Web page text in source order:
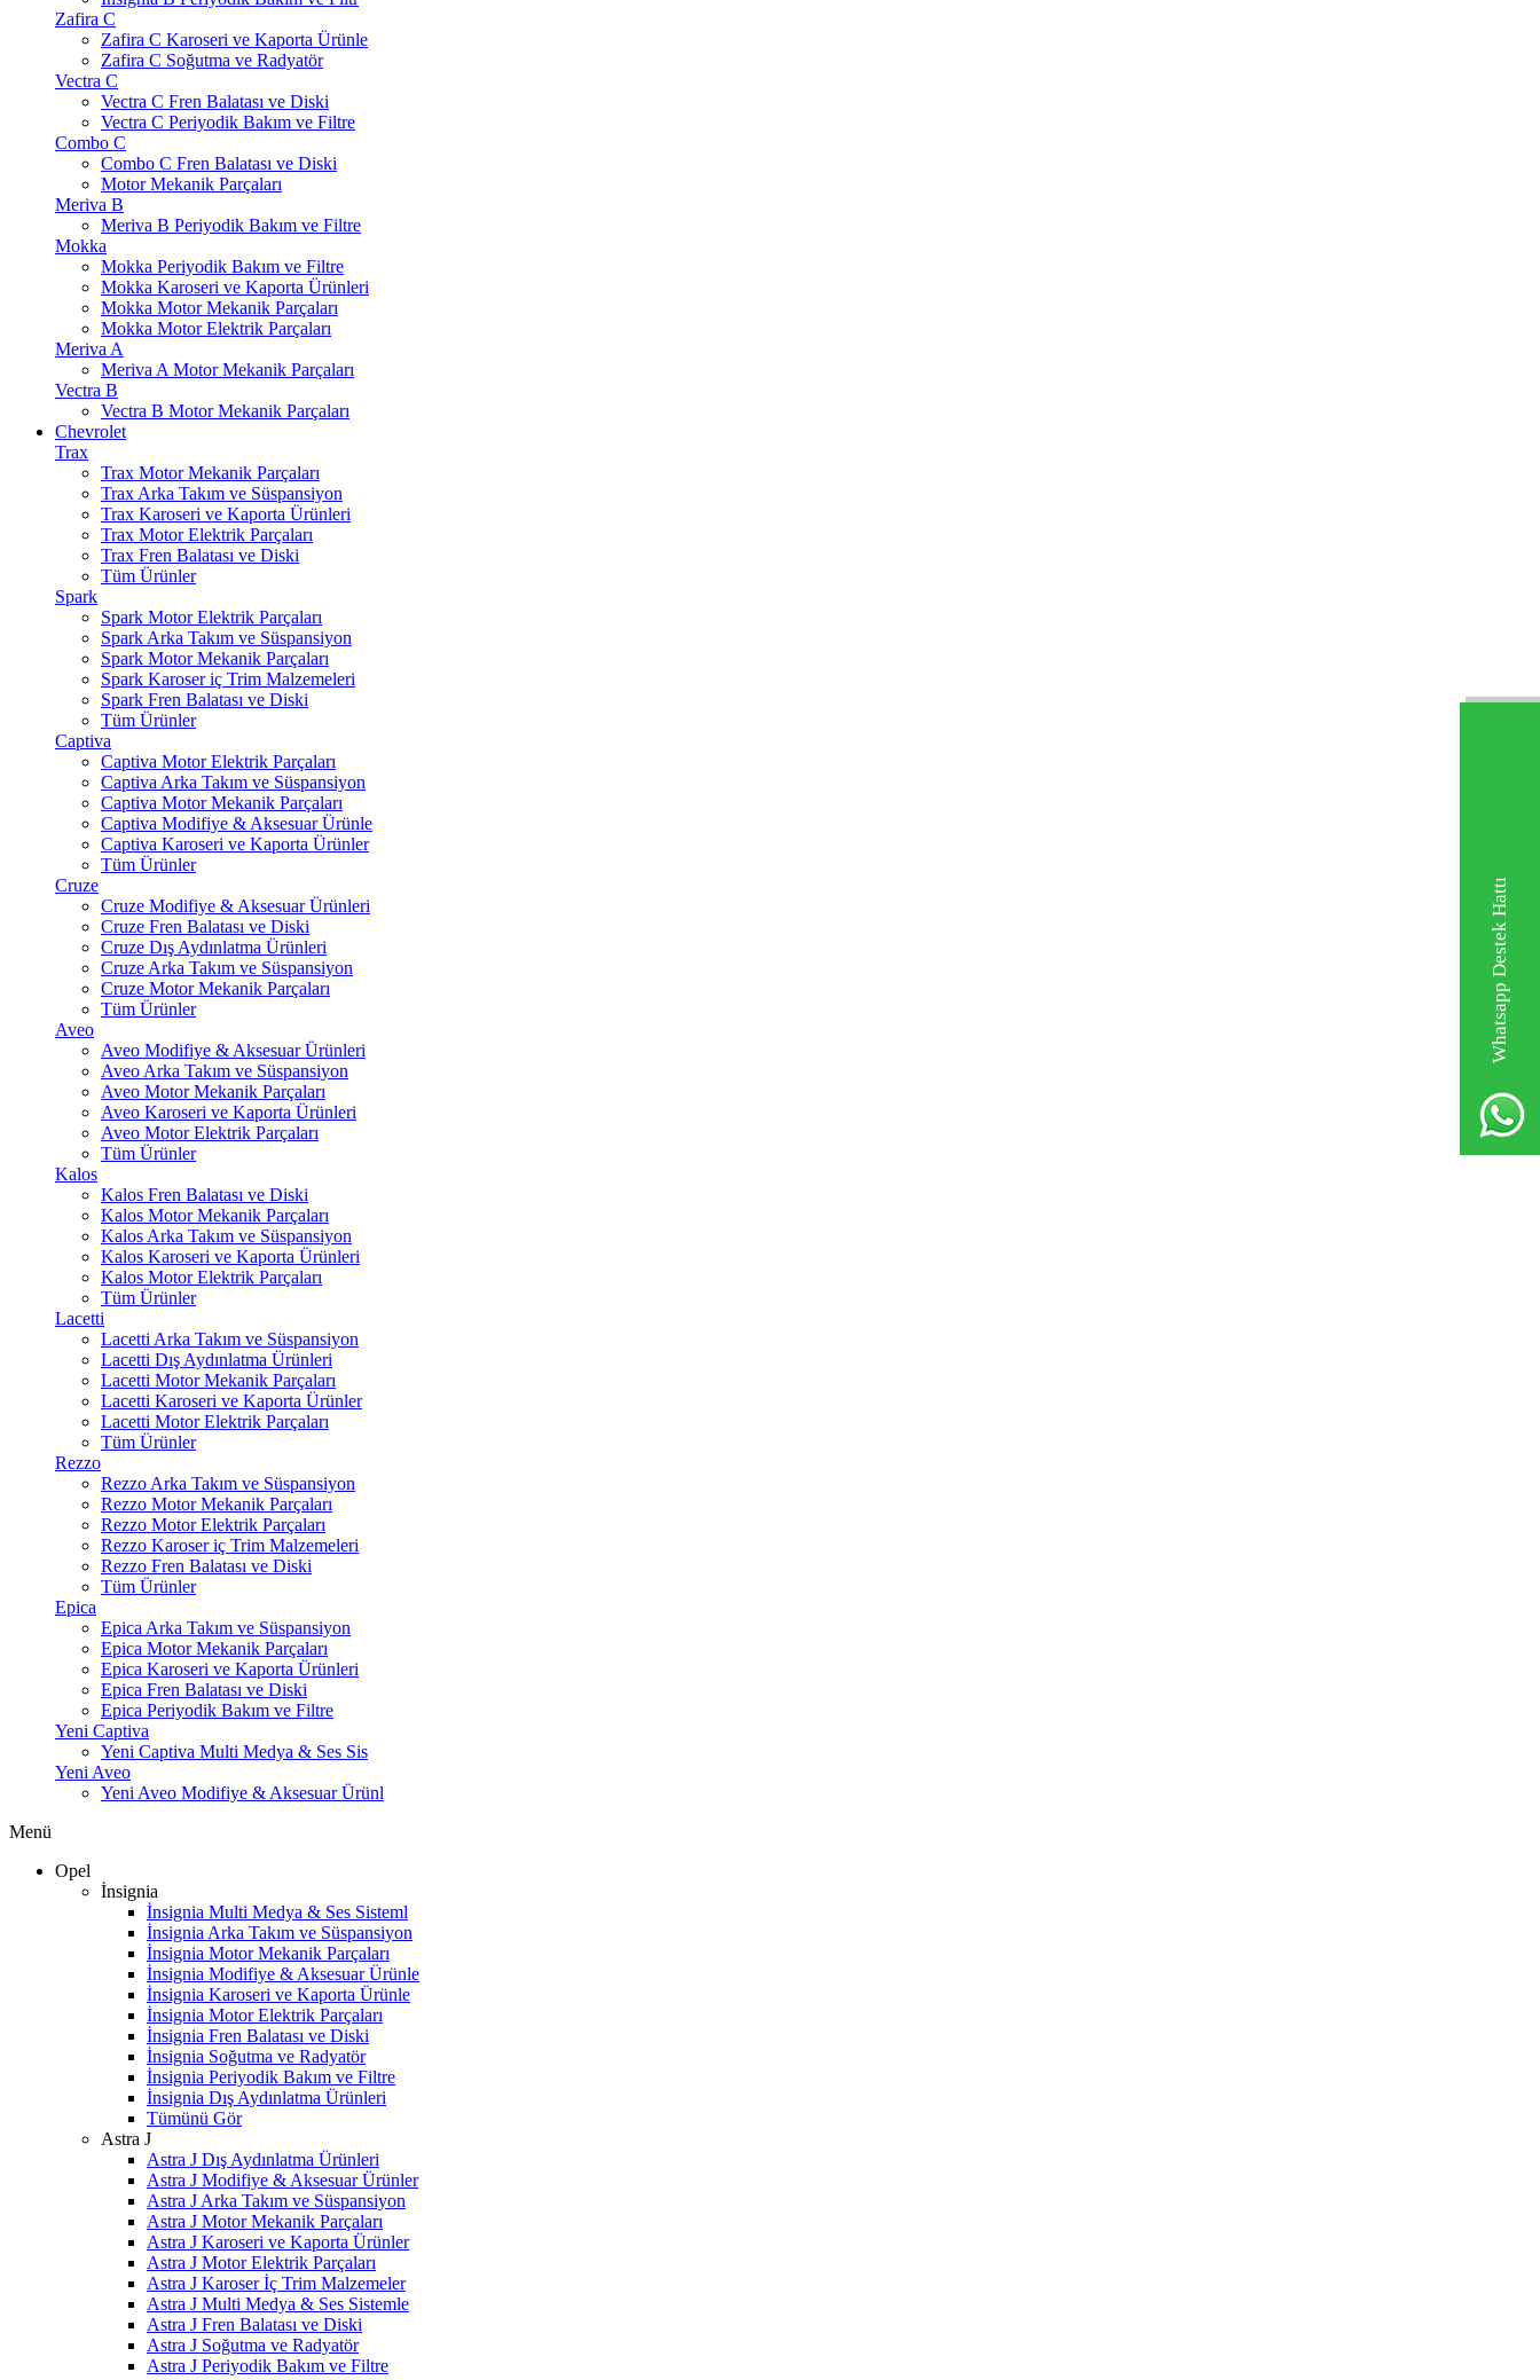
Whatsapp Destek Hattı
Zafira C
Zafira C Karoseri ve Kaporta Ürünle
Zafira C Soğutma ve Radyatör
Vectra C
Vectra C Fren Balatası ve Diski
Vectra C Periyodik Bakım ve Filtre
Combo C
Combo C Fren Balatası ve Diski
Motor Mekanik Parçaları
Meriva B
Meriva B Periyodik Bakım ve Filtre
Mokka
Mokka Periyodik Bakım ve Filtre
Mokka Karoseri ve Kaporta Ürünleri
Mokka Motor Mekanik Parçaları
Mokka Motor Elektrik Parçaları
Meriva A
Meriva A Motor Mekanik Parçaları
Vectra B
Vectra B Motor Mekanik Parçaları
Chevrolet
Trax
Trax Motor Mekanik Parçaları
Trax Arka Takım ve Süspansiyon
Trax Karoseri ve Kaporta Ürünleri
Trax Motor Elektrik Parçaları
Trax Fren Balatası ve Diski
Tüm Ürünler
Spark
Spark Motor Elektrik Parçaları
Spark Arka Takım ve Süspansiyon
Spark Motor Mekanik Parçaları
Spark Karoser iç Trim Malzemeleri
Spark Fren Balatası ve Diski
Tüm Ürünler
Captiva
Captiva Motor Elektrik Parçaları
Captiva Arka Takım ve Süspansiyon
Captiva Motor Mekanik Parçaları
Captiva Modifiye & Aksesuar Ürünle
Captiva Karoseri ve Kaporta Ürünler
Tüm Ürünler
Cruze
Cruze Modifiye & Aksesuar Ürünleri
Cruze Fren Balatası ve Diski
Cruze Dış Aydınlatma Ürünleri
Cruze Arka Takım ve Süspansiyon
Cruze Motor Mekanik Parçaları
Tüm Ürünler
Aveo
Aveo Modifiye & Aksesuar Ürünleri
Aveo Arka Takım ve Süspansiyon
Aveo Motor Mekanik Parçaları
Aveo Karoseri ve Kaporta Ürünleri
Aveo Motor Elektrik Parçaları
Tüm Ürünler
Kalos
Kalos Fren Balatası ve Diski
Kalos Motor Mekanik Parçaları
Kalos Arka Takım ve Süspansiyon
Kalos Karoseri ve Kaporta Ürünleri
Kalos Motor Elektrik Parçaları
Tüm Ürünler
Lacetti
Lacetti Arka Takım ve Süspansiyon
Lacetti Dış Aydınlatma Ürünleri
Lacetti Motor Mekanik Parçaları
Lacetti Karoseri ve Kaporta Ürünler
Lacetti Motor Elektrik Parçaları
Tüm Ürünler
Rezzo
Rezzo Arka Takım ve Süspansiyon
Rezzo Motor Mekanik Parçaları
Rezzo Motor Elektrik Parçaları
Rezzo Karoser iç Trim Malzemeleri
Rezzo Fren Balatası ve Diski
Tüm Ürünler
Epica
Epica Arka Takım ve Süspansiyon
Epica Motor Mekanik Parçaları
Epica Karoseri ve Kaporta Ürünleri
Epica Fren Balatası ve Diski
Epica Periyodik Bakım ve Filtre
Yeni Captiva
Yeni Captiva Multi Medya & Ses Sis
Yeni Aveo
Yeni Aveo Modifiye & Aksesuar Ürünl
Menü
Opel
İnsignia
İnsignia Multi Medya & Ses Sisteml
İnsignia Arka Takım ve Süspansiyon
İnsignia Motor Mekanik Parçaları
İnsignia Modifiye & Aksesuar Ürünle
İnsignia Karoseri ve Kaporta Ürünle
İnsignia Motor Elektrik Parçaları
İnsignia Fren Balatası ve Diski
İnsignia Soğutma ve Radyatör
İnsignia Periyodik Bakım ve Filtre
İnsignia Dış Aydınlatma Ürünleri
Tümünü Gör
Astra J
Astra J Dış Aydınlatma Ürünleri
Astra J Modifiye & Aksesuar Ürünler
Astra J Arka Takım ve Süspansiyon
Astra J Motor Mekanik Parçaları
Astra J Karoseri ve Kaporta Ürünler
Astra J Motor Elektrik Parçaları
Astra J Karoser İç Trim Malzemeler
Astra J Multi Medya & Ses Sistemle
Astra J Fren Balatası ve Diski
Astra J Soğutma ve Radyatör
Astra J Periyodik Bakım ve Filtre